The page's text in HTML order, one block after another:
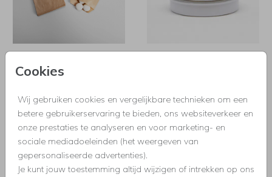
Cookies
Wij gebruiken cookies en vergelijkbare technieken om een
betere gebruikerservaring te bieden, ons websiteverkeer en
onze prestaties te analyseren en voor marketing- en
sociale mediadoeleinden (het weergeven van
gepersonaliseerde advertenties).
Je kunt jouw toestemming altijd wijzigen of intrekken op ons